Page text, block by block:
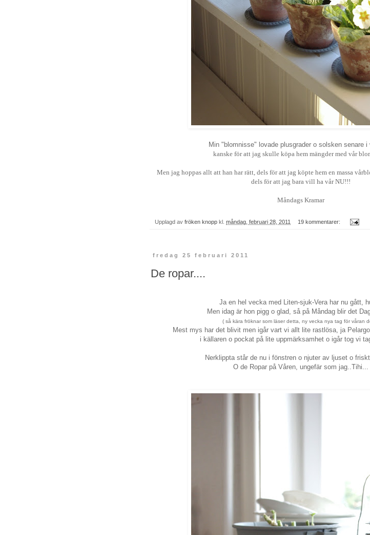
Min "blomnisse" lovade plusgrader o solsken senare i
kanske för att jag skulle köpa hem mängder med vår
Men jag hoppas allt att han har rätt, dels för att jag köpte hem en massa
dels för att jag bara vill ha vår NU!!!
Måndags Kramar
Upplagd av fröken knopp kl. måndag, februari 28, 2011 19 kommentarer:
fredag 25 februari 2011
De ropar....
Ja en hel vecka med Liten-sjuk-Vera har nu gått,
Men idag är hon pigg o glad, så på Måndag blir det
( så kära fröknar som läser detta, ny vecka nya tag för våran
Mest mys har det blivit men igår vart vi allt lite rastlösa, ja
i källaren o pockat på lite uppmärksamhet o igår tog vi
Nerklippta står de nu i fönstren o njuter av ljuset o
O de Ropar på Våren, ungefär som jag..Tihi...